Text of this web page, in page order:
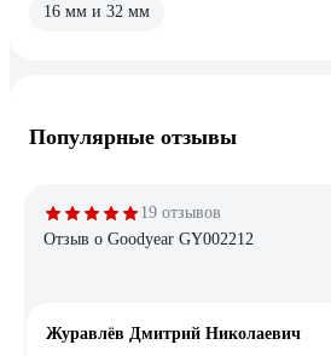
16 мм и 32 мм
Популярные отзывы
19 отзывов
Отзыв о Goodyear GY002212
Журавлёв Дмитрий Николаевич